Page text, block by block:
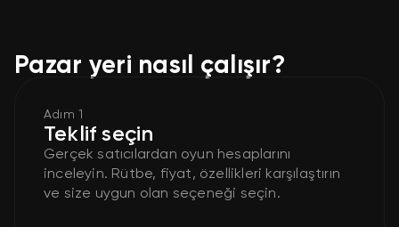
Pazar yeri nasıl çalışır?
Adım 1
Teklif seçin
Gerçek satıcılardan oyun hesaplarını
inceleyin. Rütbe, fiyat, özellikleri karşılaştırın
ve size uygun olan seçeneği seçin.